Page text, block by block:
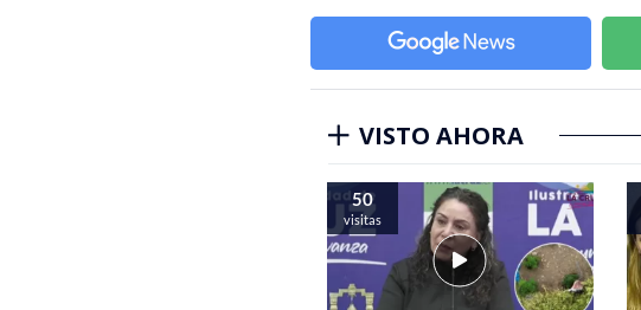
VISTO AHORA
50
visitas